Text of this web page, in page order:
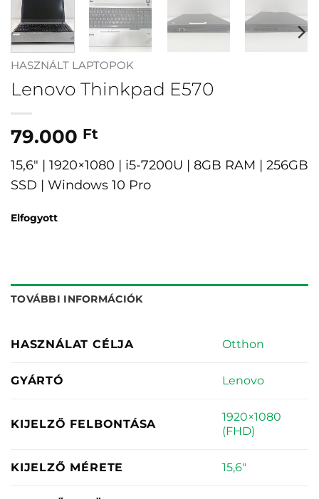
HASZNÁLT LAPTOPOK
Lenovo Thinkpad E570
79.000 Ft
15,6″ | 1920×1080 | i5-7200U | 8GB RAM | 256GB
SSD | Windows 10 Pro
Elfogyott
TOVÁBBI INFORMÁCIÓK
HASZNÁLAT CÉLJA Otthon
GYÁRTÓ Lenovo
KIJELZŐ FELBONTÁSA
1920×1080
(FHD)
KIJELZŐ MÉRETE 15,6"